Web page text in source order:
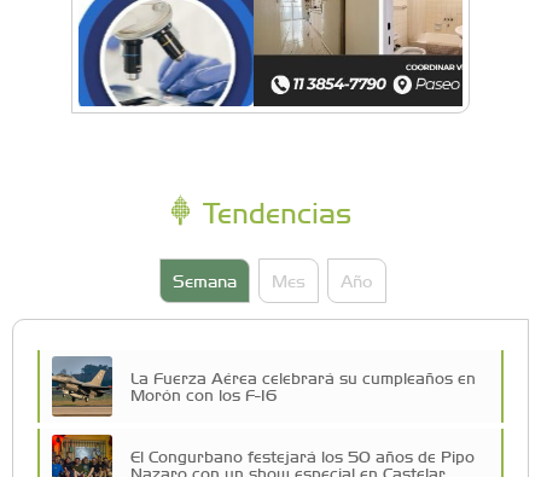
Tendencias
Semana Mes Año
La Fuerza Aérea celebrará su cumpleaños en
Morón con los F-16
El Congurbano festejará los 50 años de Pipo
Nazaro con un show especial en Castelar